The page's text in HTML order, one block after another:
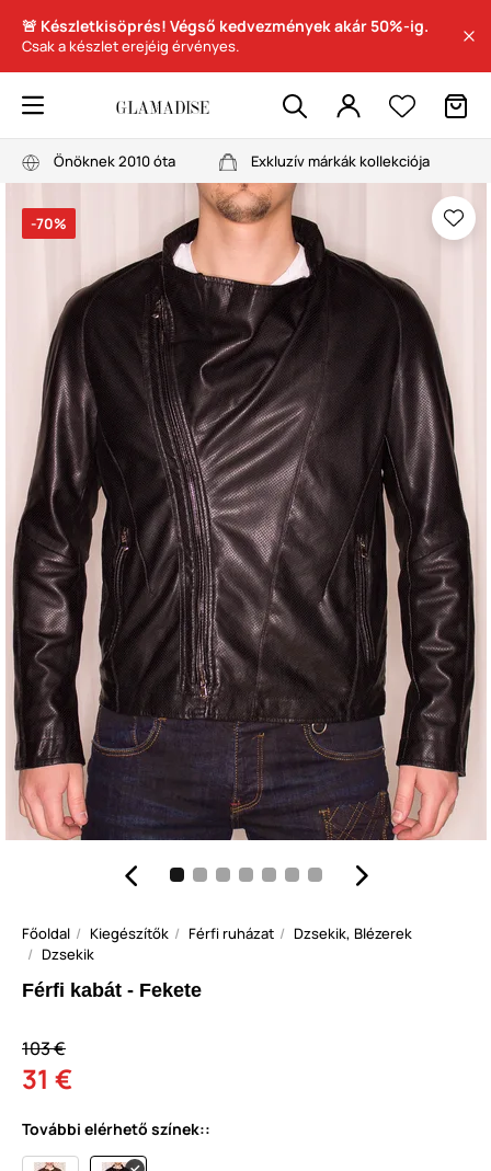
🚨 Készletkisöprés! Végső kedvezmények akár 50%-ig.
Csak a készlet erejéig érvényes.
Önöknek 2010 óta Exkluzív márkák kollekciója
-70%
Főoldal Kiegészítők Férfi ruházat
Dzsekik, Blézerek
Dzsekik
Férfi kabát - Fekete
103 €
31 €
További elérhető színek::